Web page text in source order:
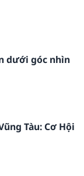
dưới góc nhìn
Tàu: Cơ Hội